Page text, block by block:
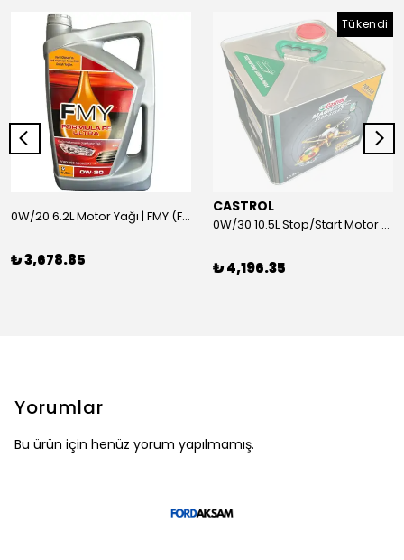
0W/20 6.2L Motor Yağı | FMY (Ford Motor Yağları)
₺ 3,678.85
Tükendi
CASTROL
0W/30 10.5L Stop/Start Motor Yağı | CASTROL
₺ 4,196.35
Yorumlar
Bu ürün için henüz yorum yapılmamış.